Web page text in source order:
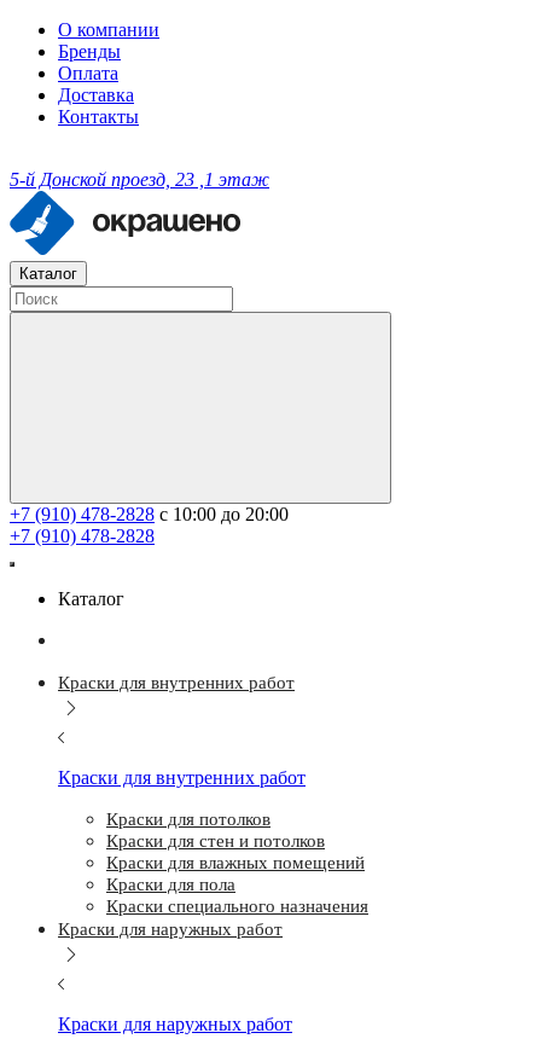
О компании
Бренды
Оплата
Доставка
Контакты
5-й Донской проезд, 23 ,1 этаж
Каталог
+7 (910) 478-2828 с 10:00 до 20:00
+7 (910) 478-2828
Каталог
Краски для внутренних работ
Краски для внутренних работ
Краски для потолков
Краски для стен и потолков
Краски для влажных помещений
Краски для пола
Краски специального назначения
Краски для наружных работ
Краски для наружных работ